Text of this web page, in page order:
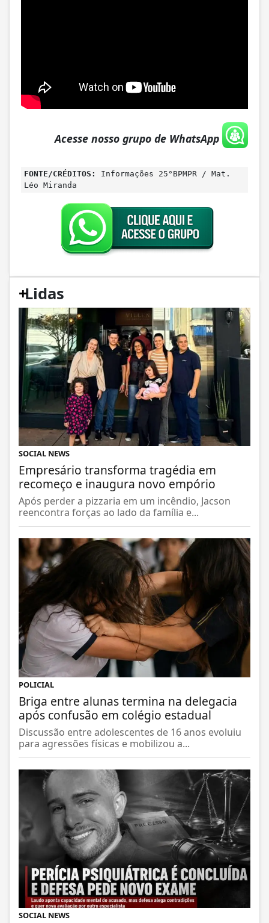
Acesse nosso grupo de WhatsApp
FONTE/CRÉDITOS:
Informações 25°BPMPR / Mat.
Léo Miranda
+
Lidas
SOCIAL NEWS
Empresário transforma tragédia em
recomeço e inaugura novo empório
Após perder a pizzaria em um incêndio, Jacson
reencontra forças ao lado da família e...
POLICIAL
Briga entre alunas termina na delegacia
após confusão em colégio estadual
Discussão entre adolescentes de 16 anos evoluiu
para agressões físicas e mobilizou a...
SOCIAL NEWS